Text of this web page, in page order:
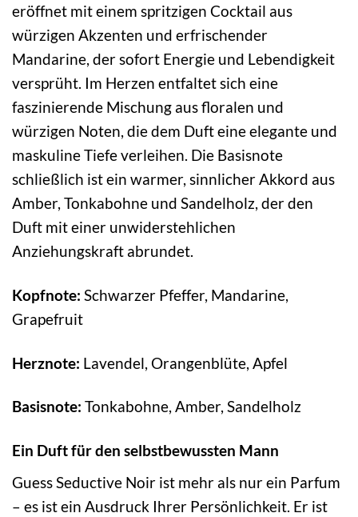
eröffnet mit einem spritzigen Cocktail aus
würzigen Akzenten und erfrischender
Mandarine, der sofort Energie und Lebendigkeit
versprüht. Im Herzen entfaltet sich eine
faszinierende Mischung aus floralen und
würzigen Noten, die dem Duft eine elegante und
maskuline Tiefe verleihen. Die Basisnote
schließlich ist ein warmer, sinnlicher Akkord aus
Amber, Tonkabohne und Sandelholz, der den
Duft mit einer unwiderstehlichen
Anziehungskraft abrundet.
Kopfnote: Schwarzer Pfeffer, Mandarine,
Grapefruit
Herznote: Lavendel, Orangenblüte, Apfel
Basisnote: Tonkabohne, Amber, Sandelholz
Ein Duft für den selbstbewussten Mann
Guess Seductive Noir ist mehr als nur ein Parfum
– es ist ein Ausdruck Ihrer Persönlichkeit. Er ist